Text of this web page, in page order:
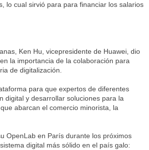
lo cual sirvió para para financiar los salarios
Ken Hu, vicepresidente de Huawei, dio
la importancia de la colaboración para
de digitalización.
para que expertos de diferentes
digital y desarrollar soluciones para la
abarcan el comercio minorista, la
OpenLab en París durante los próximos
digital más sólido en el país galo: